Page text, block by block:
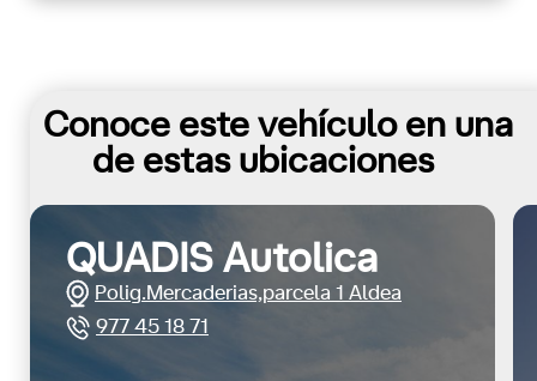
Conoce este vehículo en una
de estas ubicaciones
QUADIS Autolica
Polig.Mercaderias,parcela 1 Aldea
977 45 18 71